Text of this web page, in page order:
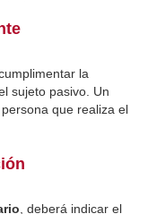
la
sujeto pasivo. Un
que realiza el
, deberá indicar el